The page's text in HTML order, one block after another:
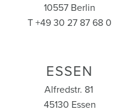
10557 Berlin
T +49 30 27 87 68 0
ESSEN
Alfredstr. 81
45130 Essen